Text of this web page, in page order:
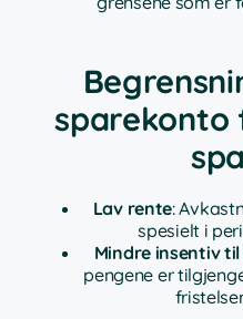
sparekonto
Lav rente:
spesielt i
Mindre insentiv
pengene er